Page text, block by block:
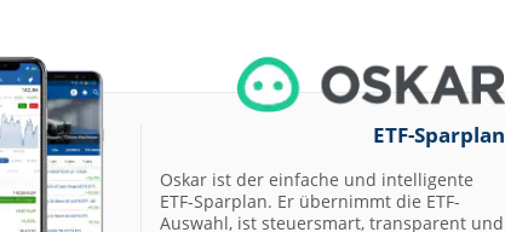
ETF-Sparplan
Oskar ist der einfache und intelligente
ETF-Sparplan. Er übernimmt die ETF-
Auswahl, ist steuersmart, transparent und